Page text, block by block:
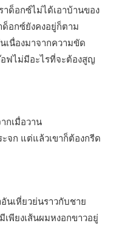
ด็อกซ์ไม่ได้เอาบ้านของ
ด็อกซ์ยังคงอยู่ก็ตาม
เนื่องมาจากความขัด
ฟไม่มีอะไรที่จะต้องสูญ
กเมื่อวาน
ะจก แต่แล้วเขาก็ต้องกรีด
นเหี่ยวย่นราวกับชาย
เพียงเส้นผมหงอกขาวอยู่